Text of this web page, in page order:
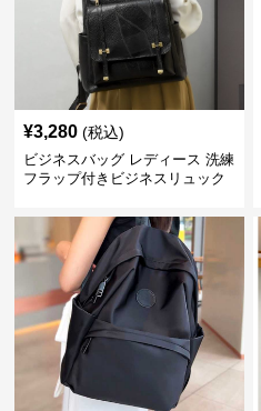
¥3,280 (税込)
ビジネスバッグ レディース 洗練
フラップ付きビジネスリュック